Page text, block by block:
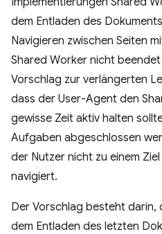
dem Entladen des
Navigieren zwischen Seiten
Shared Worker nicht
Vorschlag zur verlängerten
dass der User-Agent den
gewisse Zeit aktiv halten
Aufgaben abgeschlossen
der Nutzer nicht zu einem
navigiert.
Der Vorschlag besteht darin,
dem Entladen des letzten